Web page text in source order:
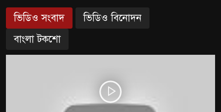
ভিডিও সংবাদ
ভিডিও বিনোদন
বাংলা টকশো